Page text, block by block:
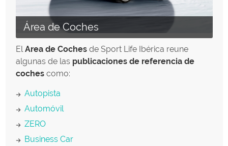
Área de Coches
ElArea de Cochesde Sport Life Ibérica reune
algunas de las publicaciones de referencia de
cochescomo:
Autopista
Automóvil
ZERO
Business Car